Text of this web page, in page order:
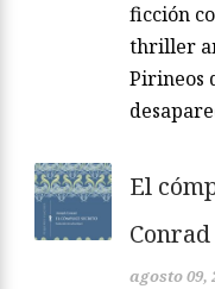
ficción
thriller
Pirineos
El
Conrad
agosto 09,